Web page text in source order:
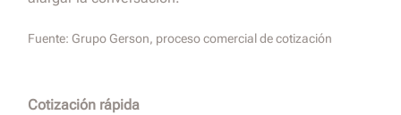
Fuente: Grupo Gerson, proceso comercial de cotización
Cotización rápida